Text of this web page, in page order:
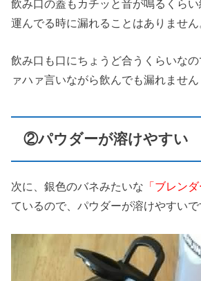
飲み口の蓋もカチッと音が鳴るくら
運んでる時に漏れることはありません
飲み口も口にちょうど合うくらいな
ァハァ言いながら飲んでも漏れません
②パウダーが溶けやすい
次に、銀色のバネみたいな 「ブレン
ているので、パウダーが溶けやすいで